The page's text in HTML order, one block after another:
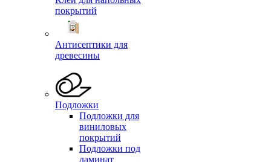
покрытий
Антисептики для
древесины
Подложки
Подложки для
виниловых
покрытий
Подложки под
ламинат